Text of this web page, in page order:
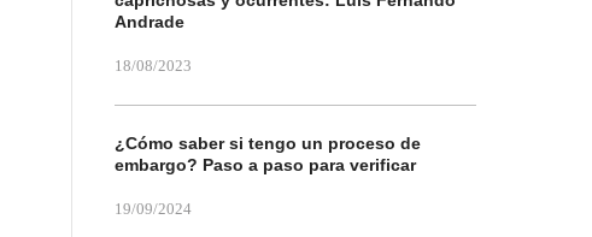
Andrade
18/08/2023
¿Cómo saber si tengo un proceso de
embargo? Paso a paso para verificar
19/09/2024